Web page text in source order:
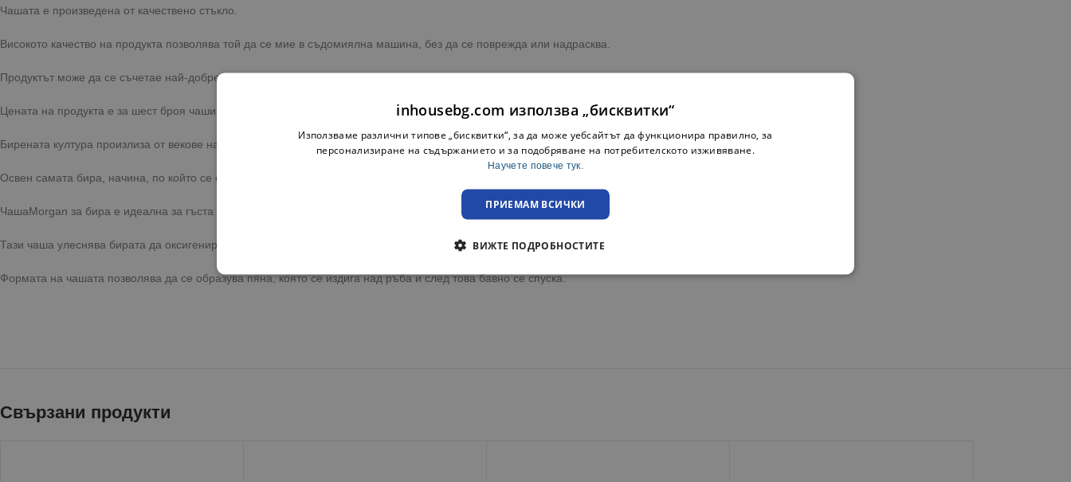
Чашата е произведена от качествено стъкло.
Високото качество на продукта позволява той да се мие в съдомиялна машина, без да се поврежда или надрасква.
Продуктът може да се съчетае най-добре с останалите чаши от същата серия.
Цената на продукта е за шест броя чаши, които ще пристигнат в красива кутия.
Бирената култура произлиза от векове назад.
Освен самата бира, начина, по който се сервира е много важен за изпитване на удоволствие от напитката.
ЧашаMorgan за бира е идеална за гъста бира с по-интензивен вкус.
Тази чаша улеснява бирата да оксигенира, което прави ароматите по-силни.
Формата на чашата позволява да се образува пяна, която се издига над ръба и след това бавно се спуска.
Свързани продукти
inhousebg.com използва „бисквитки“
Използваме различни типове „бисквитки“, за да може уебсайтът да функционира правилно, за
персонализиране на съдържанието и за подобряване на потребителското изживяване.
Научете повече тук.
ПРИЕМАМ ВСИЧКИ
ВИЖТЕ ПОДРОБНОСТИТЕ